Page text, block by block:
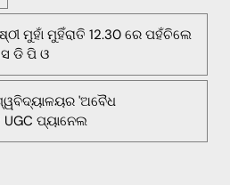
ମୁହାଁ ମୁହିଁରାତି 12.30 ରେ ପହଁଚିଲେ
ଡି ପି ଓ
'ଅବୈଧ
UGC ପ୍ୟାନେଲ